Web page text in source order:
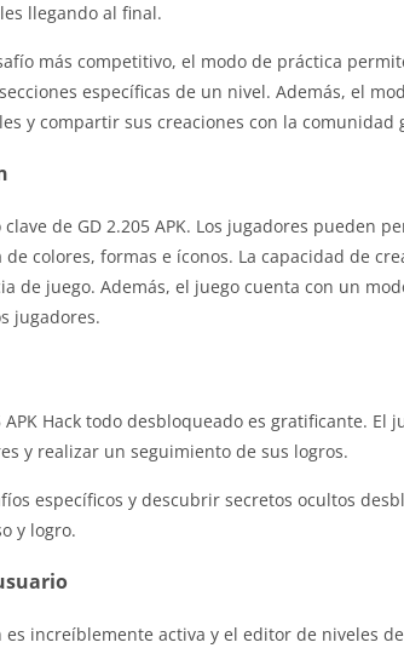
llegando al final.
más competitivo, el modo de práctica
específicas de un nivel. Además, el
y compartir sus creaciones con la comunidad
de GD 2.205 APK. Los jugadores pueden
colores, formas e íconos. La capacidad de
de juego. Además, el juego cuenta con un
jugadores.
Hack todo desbloqueado es gratificante. El
y realizar un seguimiento de sus logros.
específicos y descubrir secretos ocultos
y logro.
es increíblemente activa y el editor de niveles